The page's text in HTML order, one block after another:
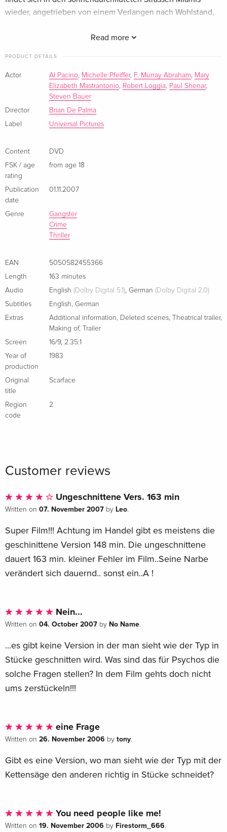
New Edition
Standard edition
Standard edition
German
Platinum Edition, Uncut, 2 DVDs
Standard edition — (selected)
German
Standard edition
French
Standard edition
French
Platinum Edition, 2 DVDs
French
Italian
Cult On The Wall
Standard edition
Spanish
Sold out
Read more
wieder, angetrieben von einem Verlangen nach Wohlstand,
die Welt aber wird ihn unter einem anderen Namen in
Brian De Palma meisterhaft in Szene gesetzte Gangsterepos
mit Al Pacino in der Hauptrolle avancierte binnen kürzester
Zeit zu einem der Klassiker der Filmgeschichte.
"Scarface" zeigt Al Pacino in seiner unvergesslichen Rolle als
Leinwandgeschichte. Der Film von Meisterregisseur Brian De
Palma und Produzent Martin Bregman, der unter anderem die
"Der Pate"-Legende auf die Leinwand brachte, erzählt von
der skrupellosen Karriere eines kubanischen Flüchtlings, der
sich eiskalt seinen Weg vom Kleinkriminellen bis an die
oberste Spitze des Kokain-Imperiums von Miami bahnt.
PRODUCT DETAILS
Actor Al Pacino, Michelle Pfeiffer, F. Murray Abraham, Mary
Elizabeth Mastrantonio, Robert Loggia, Paul Shenar,
Steven Bauer
Director
Brian De Palma
Label
Universal Pictures
Content
DVD
FSK / age
rating
from age 18
Publication
date
01.11.2007
Genre
Gangster
Crime
Thriller
EAN
5050582455366
Length
163 minutes
Audio
English (Dolby Digital 5.1), German (Dolby Digital 2.0)
Subtitles
English, German
Extras
Additional information, Deleted scenes, Theatrical trailer,
Making of,
Trailer
Screen
16/9, 2.35:1
Year of
production
1983
Original
title
Scarface
Region
code
2
Customer reviews
Ungeschnittene Vers. 163 min
Written on 07. November 2007 by Leo.
Super Film!!! Achtung im Handel gibt es meistens die
geschinittene Version 148 min. Die ungeschnittene
dauert 163 min. kleiner Fehler im Film..Seine Narbe
verändert sich dauernd.. sonst ein..A !
Nein...
Written on 04. October 2007 by No Name.
...es gibt keine Version in der man sieht wie der Typ in
Stücke geschnitten wird. Was sind das für Psychos die
solche Fragen stellen? In dem Film gehts doch nicht
ums zerstückeln!!!
eine Frage
Written on 26. November 2006 by tony.
Gibt es eine Version, wo man sieht wie der Typ mit der
Kettensäge den anderen richtig in Stücke schneidet?
You need people like me!
Written on 19. November 2006 by Firestorm_666.